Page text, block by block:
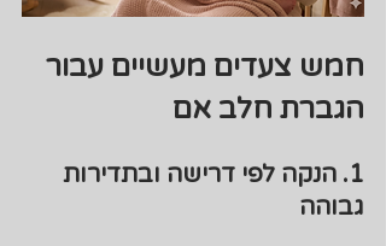
חמש צעדים מעשיים עבור
הגברת חלב אם
1. הנקה לפי דרישה ובתדירות
גבוהה